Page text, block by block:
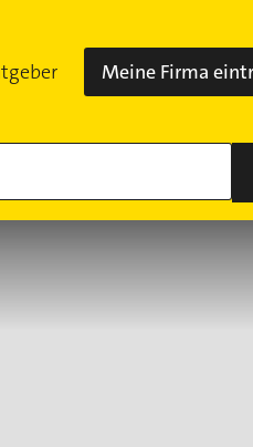
Meine Firma